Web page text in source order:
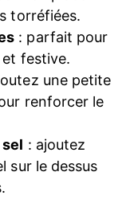
torréfiées.
: parfait pour
et festive.
une petite
renforcer le
: ajoutez
sur le dessus